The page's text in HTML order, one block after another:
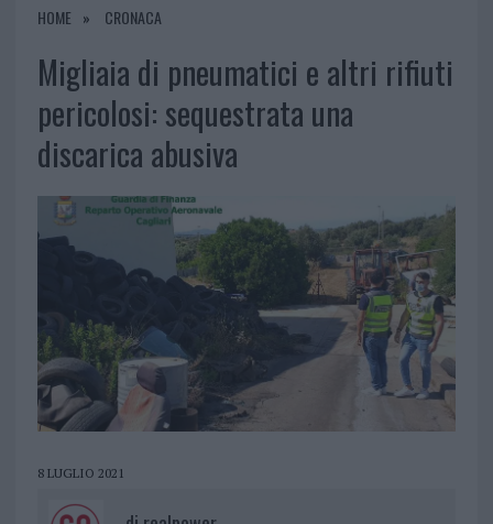
HOME CRONACA
Migliaia di pneumatici e altri rifiuti
pericolosi: sequestrata una
discarica abusiva
8 LUGLIO 2021